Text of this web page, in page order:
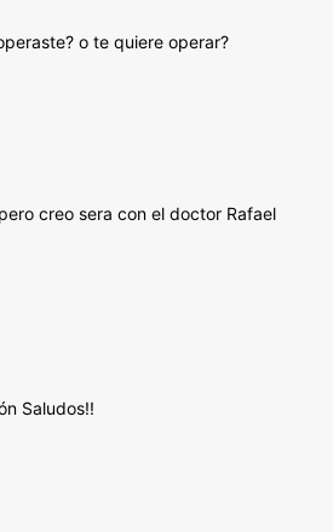
o te quiere operar?
creo sera con el doctor Rafael
Saludos!!